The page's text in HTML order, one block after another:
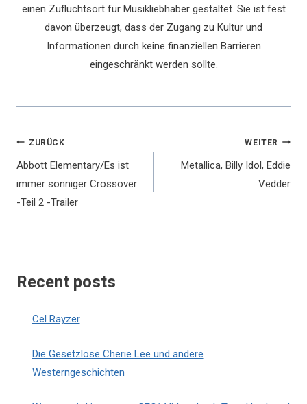
einen Zufluchtsort für Musikliebhaber gestaltet. Sie ist fest
davon überzeugt, dass der Zugang zu Kultur und
Informationen durch keine finanziellen Barrieren
eingeschränkt werden sollte.
Beitragsnavigation
ZURÜCK
Abbott Elementary/Es ist
immer sonniger Crossover
-Teil 2 -Trailer
WEITER
Metallica, Billy Idol, Eddie
Vedder
Recent posts
Cel Rayzer
Die Gesetzlose Cherie Lee und andere
Westerngeschichten